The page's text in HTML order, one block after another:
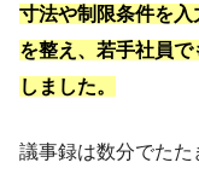
寸法や制限条件を
を整え、若手社員
しました。
議事録は数分でたた